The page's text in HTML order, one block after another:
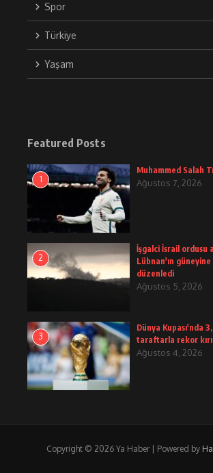
Spor
Türkiye
Yaşam
Featured Posts
1
Muhammed Salah
Ağustos 7, 2026
2
İşgalci İsrail ordusu
Lübnan'ın güneyine
düzenledi
Ağustos 5, 2026
3
Dünya Kupası'nda
taraftarla rekor
Ağustos 4, 2026
Copyright © 2026 Ya Haber | Powered by